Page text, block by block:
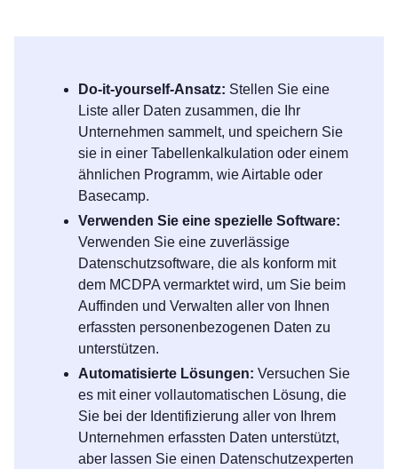
Do-it-yourself-Ansatz: Stellen Sie eine
Liste aller Daten zusammen, die Ihr
Unternehmen sammelt, und speichern Sie
sie in einer Tabellenkalkulation oder einem
ähnlichen Programm, wie Airtable oder
Basecamp.
Verwenden Sie eine spezielle Software:
Verwenden Sie eine zuverlässige
Datenschutzsoftware, die als konform mit
dem MCDPA vermarktet wird, um Sie beim
Auffinden und Verwalten aller von Ihnen
erfassten personenbezogenen Daten zu
unterstützen.
Automatisierte Lösungen: Versuchen Sie
es mit einer vollautomatischen Lösung, die
Sie bei der Identifizierung aller von Ihrem
Unternehmen erfassten Daten unterstützt,
aber lassen Sie einen Datenschutzexperten